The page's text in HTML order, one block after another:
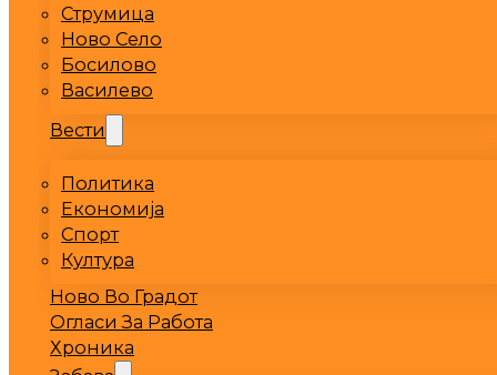
Струмица
Ново Село
Босилово
Василево
Вести
Политика
Економија
Спорт
Култура
Ново Во Градот
Огласи За Работа
Хроника